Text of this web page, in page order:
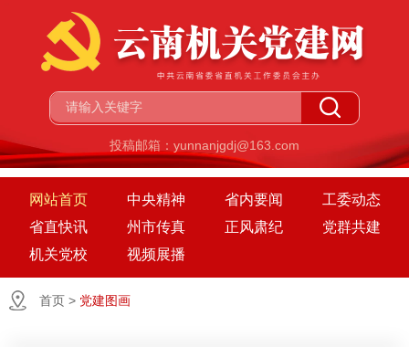
投稿邮箱：yunnanjgdj@163.com
网站首页 中央精神 省内要闻
工委动态
省直快讯
州市传真 正风肃纪
党群共建
机关党校
视频展播
首页 > 党建图画